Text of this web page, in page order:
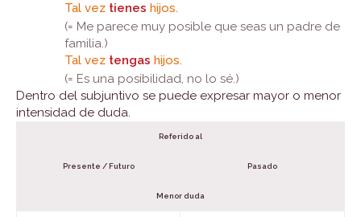
Tal vez tienes hijos.
(= Me parece muy posible que seas un padre de
familia.)
Tal vez tengas hijos.
(= Es una posibilidad, no lo sé.)
Dentro del subjuntivo se puede expresar mayor o menor
intensidad de duda.
Referido al
Presente / Futuro Pasado
Menor duda